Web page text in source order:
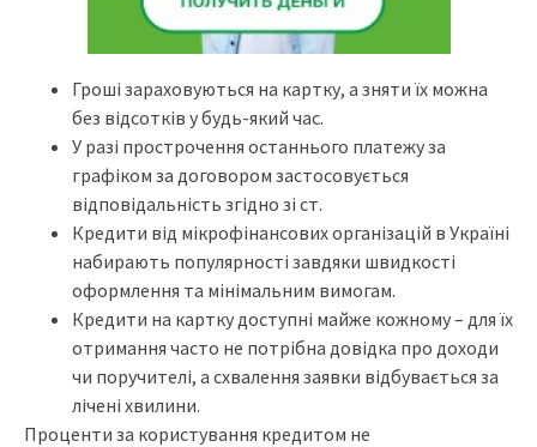
Гроші зараховуються на картку, а зняти їх можна
без відсотків у будь-який час.
У разі прострочення останнього платежу за
графіком за договором застосовується
відповідальність згідно зі ст.
Кредити від мікрофінансових організацій в Україні
набирають популярності завдяки швидкості
оформлення та мінімальним вимогам.
Кредити на картку доступні майже кожному – для їх
отримання часто не потрібна довідка про доходи
чи поручителі, а схвалення заявки відбувається за
лічені хвилини.
Проценти за користування кредитом не